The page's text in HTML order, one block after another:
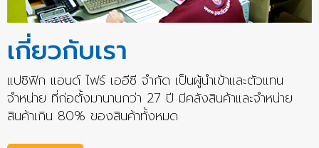
เกี่ยวกับเรา
แปซิฟิก แอนด์ ไฟร์ เออีซี จำกัด เป็นผู้นำเข้าและตัวแทน
จำหน่าย ที่ก่อตั้งมานานกว่า 27 ปี มีคลังสินค้าและจำหน่าย
สินค้าเกิน 80% ของสินค้าทั้งหมด